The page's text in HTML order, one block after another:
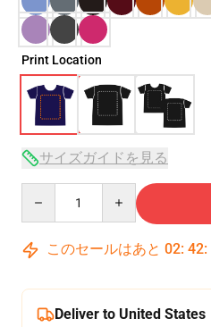
Print Location
サイズガイドを見る
このセールはあと 02: 42:
Deliver to United States